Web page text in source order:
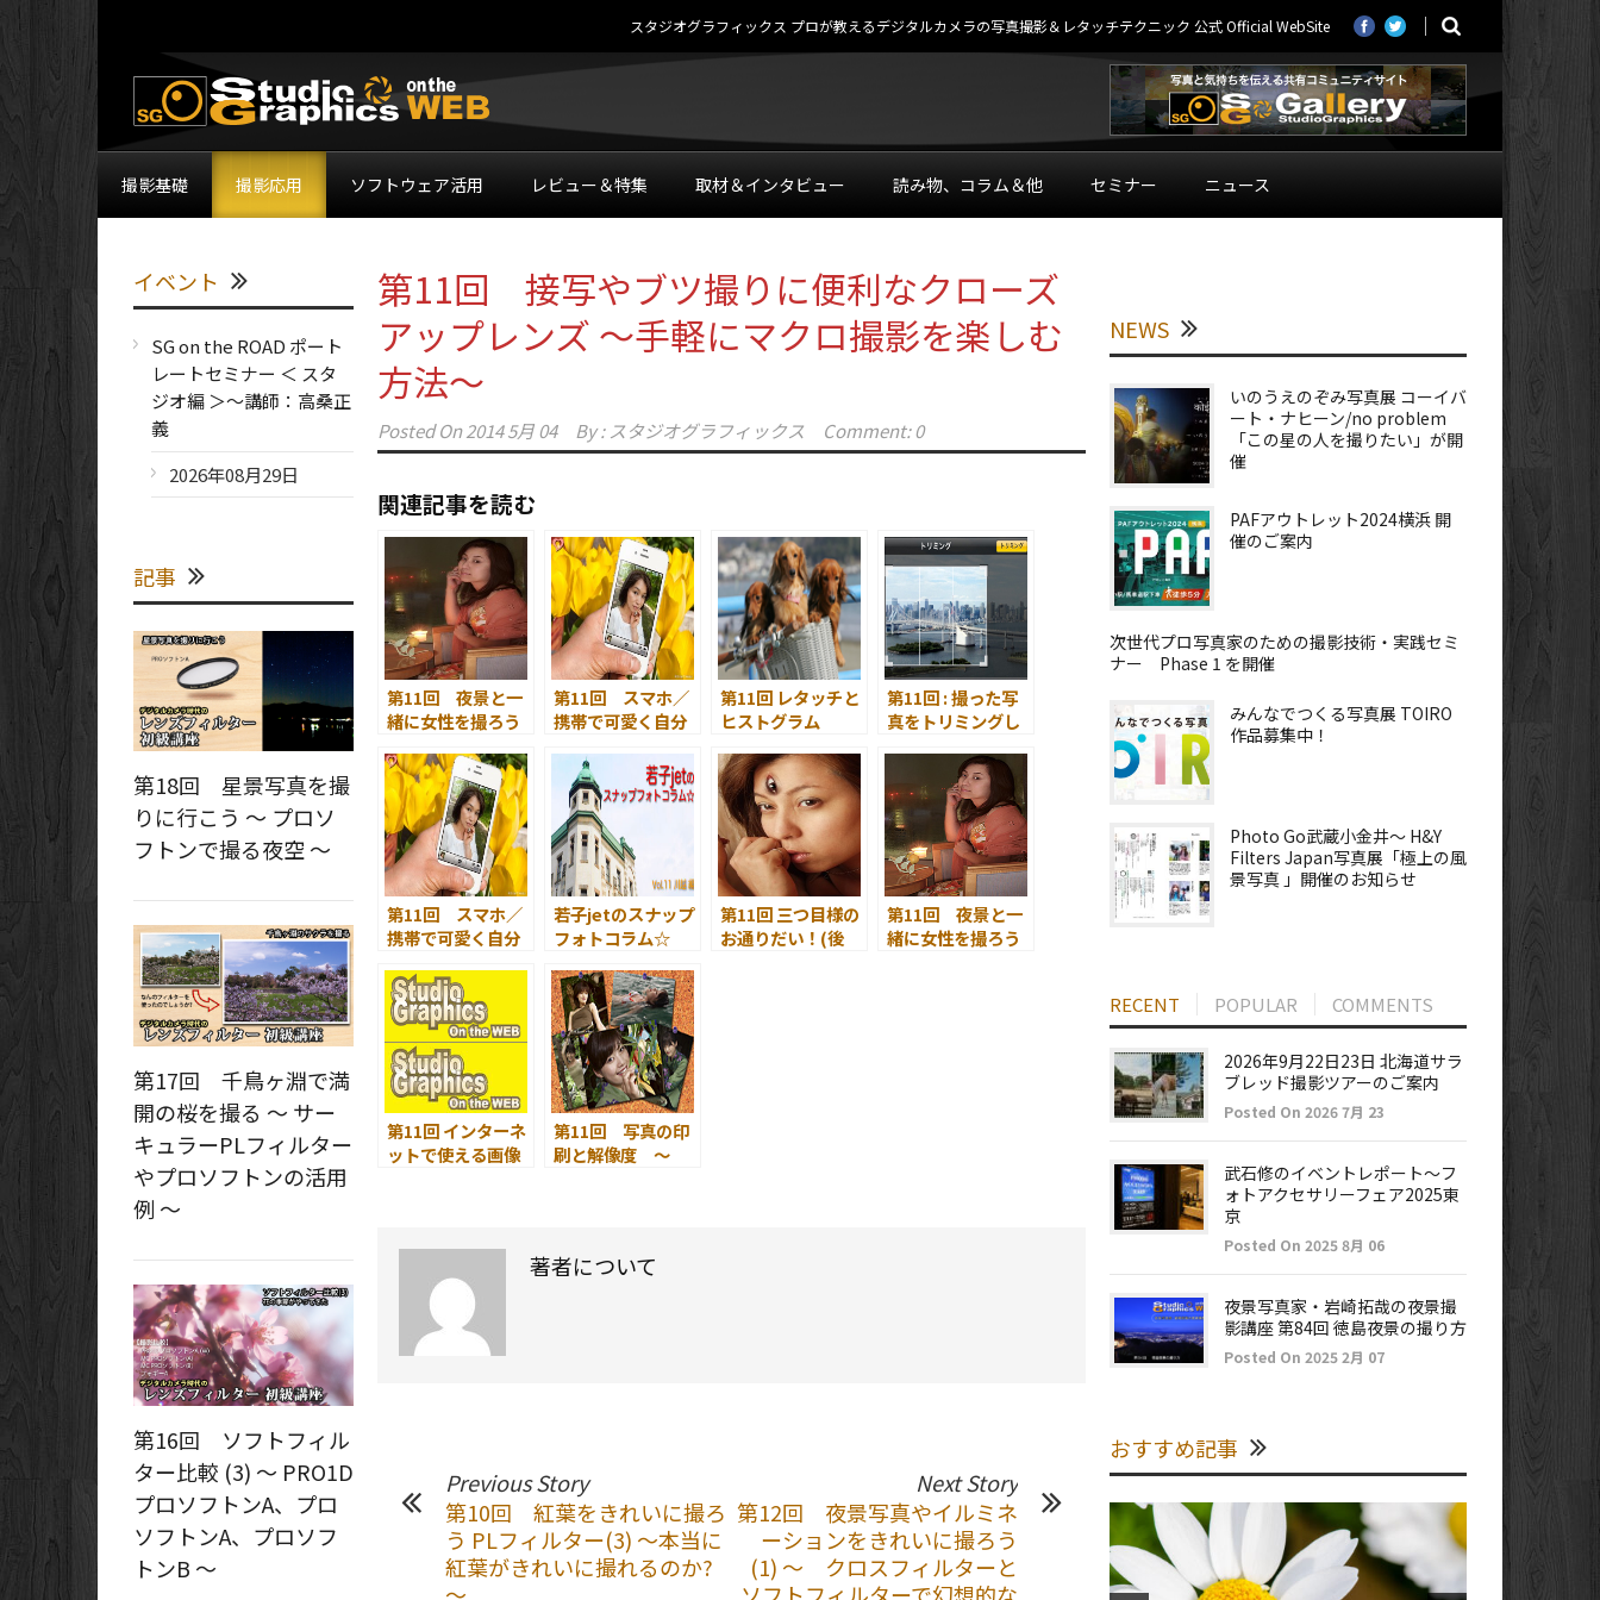
スタジオグラフィックス プロが教えるデジタルカメラの写真撮影＆レタッチテクニック 公式 Official WebSite
撮影基礎 撮影応用 ソフトウェア活用 レビュー＆特集 取材＆インタビュー 読み物、コラム＆他 セミナー ニュース
第11回 接写やブツ撮りに便利なクローズ
アップレンズ ～手軽にマクロ撮影を楽しむ
方法～
Posted On2014 5月 04 By : スタジオグラフィックス Comment: 0
関連記事を読む
第11回 夜景と一
緒に女性を撮ろう
第11回 スマホ／
携帯で可愛く自分
第11回 レタッチと
ヒストグラム
第11回 : 撮った写
真をトリミングし
ッシュアップ!!
第11回 スマホ／
携帯で可愛く自分
若子jetのスナップ
フォトコラム☆
第11回 三つ目様の
お通りだい！(後
第11回 夜景と一
緒に女性を撮ろう
第11回 インターネ
ットで使える画像
第11回 写真の印
刷と解像度 ～
著者について
Previous Story
第10回 紅葉をきれいに撮ろ
う PLフィルター(3) ～本当に
紅葉がきれいに撮れるのか?
～
Next Story
第12回 夜景写真やイルミネ
ーションをきれいに撮ろう
(1) ～ クロスフィルターと
ソフトフィルターで幻想的な
イベント
SG on the ROAD ポート
レートセミナー ＜ スタ
ジオ編 ＞～講師：高桑正
義
2026年08月29日
記事
第18回 星景写真を撮
りに行こう ～ プロソ
フトンで撮る夜空 ～
第17回 千鳥ヶ淵で満
開の桜を撮る ～ サー
キュラーPLフィルター
やプロソフトンの活用
例 ～
第16回 ソフトフィル
ター比較 (3) ～ PRO1D
プロソフトンA、プロ
ソフトンA、プロソフ
トンB ～
NEWS
いのうえのぞみ写真展 コーイバ
ート・ナヒーン/no problem
「この星の人を撮りたい」が開
催
PAFアウトレット2024横浜 開
催のご案内
次世代プロ写真家のための撮影技術・実践セミ
ナー Phase 1 を開催
みんなでつくる写真展 TOIRO
作品募集中！
Photo Go武蔵小金井～ H&Y
Filters Japan写真展「極上の風
景写真 」開催のお知らせ
RECENT POPULAR COMMENTS
2026年9月22日23日 北海道サラ
ブレッド撮影ツアーのご案内
Posted On 2026 7月 23
武石修のイベントレポート～フ
ォトアクセサリーフェア2025東
京
Posted On 2025 8月 06
夜景写真家・岩崎拓哉の夜景撮
影講座 第84回 徳島夜景の撮り方
Posted On 2025 2月 07
おすすめ記事